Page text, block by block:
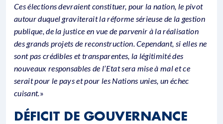
Ces élections devraient constituer, pour la nation, le pivot
autour duquel graviterait la réforme sérieuse de la gestion
publique, de la justice en vue de parvenir à la réalisation
des grands projets de reconstruction. Cependant, si elles ne
sont pas crédibles et transparentes, la légitimité des
nouveaux responsables de l’Etat sera mise à mal et ce
serait pour le pays et pour les Nations unies, un échec
cuisant.»
DÉFICIT DE GOUVERNANCE